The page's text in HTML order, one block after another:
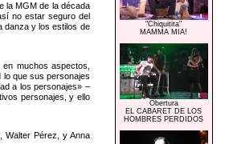
la MGM de la década
no estar seguro del
danza y los estilos de
muchos aspectos,
lo que sus personajes
a los personajes» –
personajes, y ello
Walter Pérez, y Anna
"Chiquitita"
MAMMA MIA!
Obertura
EL CABARET DE LOS
HOMBRES PERDIDOS